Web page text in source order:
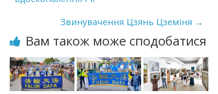
Звинувачення Цзянь Цземіня →
Вам також може сподобатися